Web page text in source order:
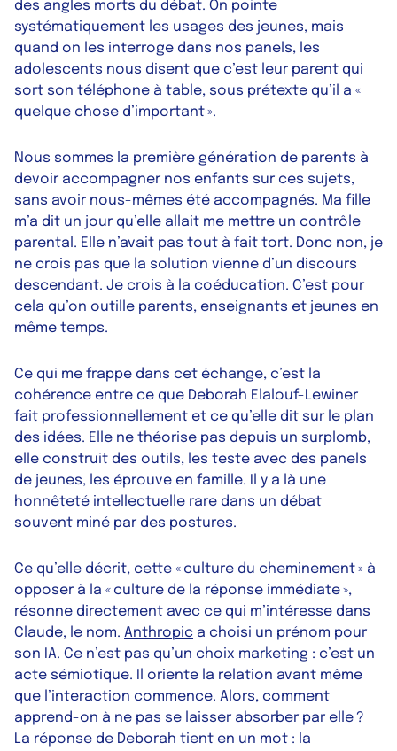
des angles morts du débat. On pointe
systématiquement les usages des jeunes, mais
quand on les interroge dans nos panels, les
adolescents nous disent que c’est leur parent qui
sort son téléphone à table, sous prétexte qu’il a «
quelque chose d’important ».
Nous sommes la première génération de parents à
devoir accompagner nos enfants sur ces sujets,
sans avoir nous-mêmes été accompagnés. Ma fille
m’a dit un jour qu’elle allait me mettre un contrôle
parental. Elle n’avait pas tout à fait tort. Donc non, je
ne crois pas que la solution vienne d’un discours
descendant. Je crois à la coéducation. C’est pour
cela qu’on outille parents, enseignants et jeunes en
même temps.
Ce qui me frappe dans cet échange, c’est la
cohérence entre ce que Deborah Elalouf-Lewiner
fait professionnellement et ce qu’elle dit sur le plan
des idées. Elle ne théorise pas depuis un surplomb,
elle construit des outils, les teste avec des panels
de jeunes, les éprouve en famille. Il y a là une
honnêteté intellectuelle rare dans un débat
souvent miné par des postures.
Ce qu’elle décrit, cette « culture du cheminement » à
opposer à la « culture de la réponse immédiate »,
résonne directement avec ce qui m’intéresse dans
Claude, le nom. Anthropic a choisi un prénom pour
son IA. Ce n’est pas qu’un choix marketing : c’est un
acte sémiotique. Il oriente la relation avant même
que l’interaction commence. Alors, comment
apprend-on à ne pas se laisser absorber par elle ?
La réponse de Deborah tient en un mot : la